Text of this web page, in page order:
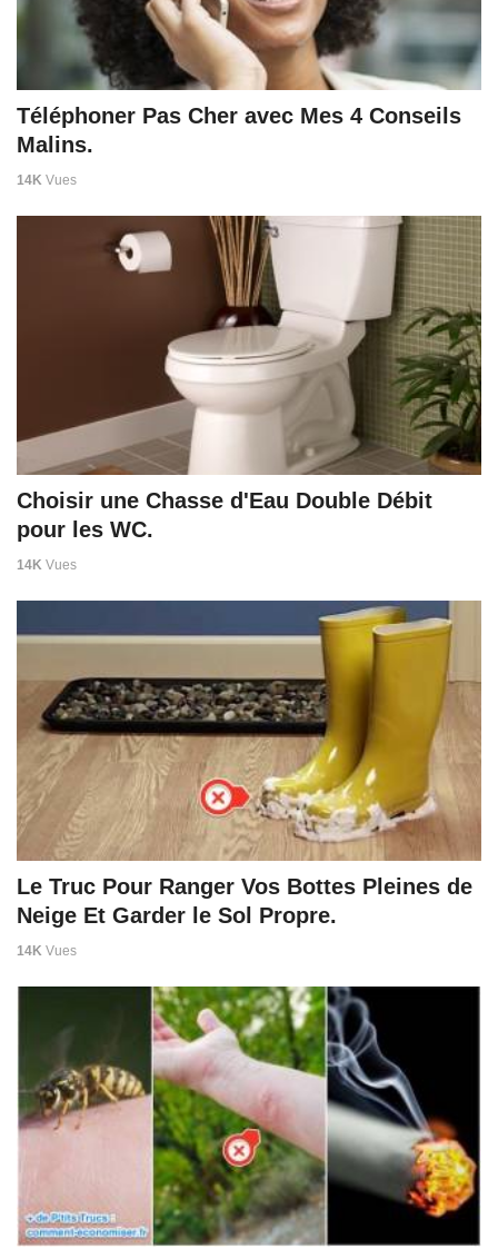
Téléphoner Pas Cher avec Mes 4 Conseils
Malins.
14K Vues
Choisir une Chasse d'Eau Double Débit
pour les WC.
14K Vues
Le Truc Pour Ranger Vos Bottes Pleines de
Neige Et Garder le Sol Propre.
14K Vues